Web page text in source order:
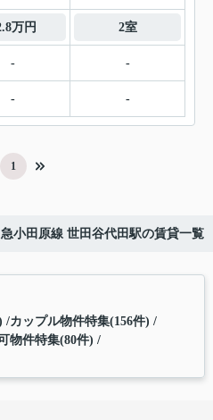
万円 2室
- -
- -
1
小田原線 世田谷代田駅の賃貸一覧
カップル物件特集(156件)
物件特集(80件)